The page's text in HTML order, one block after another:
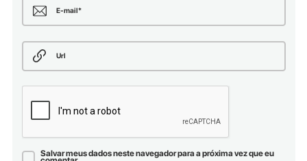
E-mail*
Url
Salvar meus dados neste navegador para a próxima vez que eu